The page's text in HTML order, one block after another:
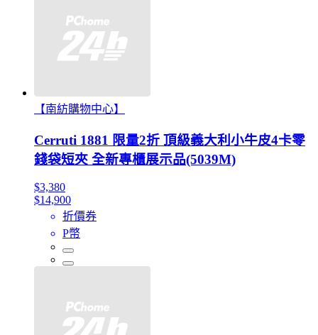
【南紡購物中心】
Cerruti 1881 限量2折 頂級義大利小牛皮4卡零
錢袋短夾 全新專櫃展示品(5039M)
$3,380
$14,900
折價券
P幣